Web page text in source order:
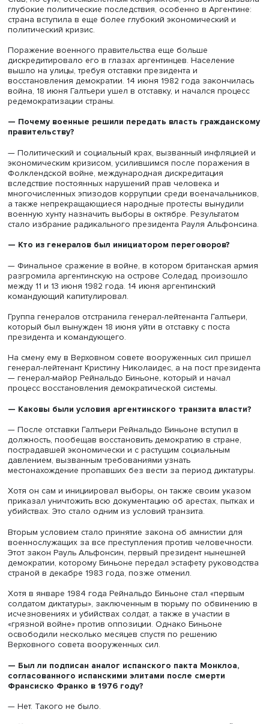
Леопольдо Галтьери, фото: Cedoc
«Маленькая победоносная война» за свои
территории (людям отчаянно твердили про 149 лет
британского господства на Мальвинах) могла стать
объединить общественное мнение страны против
врага и поддержать правительство, восстановить его
положительный имидж.
При этом у Аргентины в тот момент была сильнейшая
Латинской Америке — проиграть, по мнению Галтьери,
просто не могла.
причиной падения диктатуры или оно было лишь
катализатором недовольства?
— Фолклендская война стала последней каплей в
тот момент обществе, захлебывающемся в
проблемах. И за этот период погибли в общей
аргентинских солдат и офицеров (в том числе 323 — на
ранения. Со стороны Англии погибли 255 солдат и
ранены были около 800. Также погибли трое мирных
Мальвинских островов.
Это был огромный урон для аргентинского общества,
возрасте от 18 до 20 лет!
Став, по сути, бессмысленным конфликтом, эта война
глубокие политические последствия, особенно в
политический кризис.
Поражение военного правительства еще больше
дискредитировало его в глазах аргентинцев.
вышло на улицы, требуя отставки президента и
восстановления демократии. 14 июня 1982 года
война, 18 июня Галтьери ушел в отставку, и начался
редемократизации страны.
— Почему военные решили передать власть
правительству?
— Политический и социальный крах, вызванный
экономическим кризисом, усилившимся после
вследствие постоянных нарушений прав человека и
многочисленных эпизодов коррупции среди
а также непрекращающиеся народные протесты
военную хунту назначить выборы в октябре.